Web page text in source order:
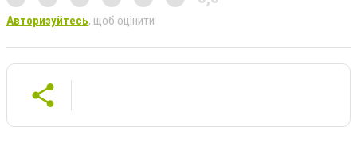
Авторизуйтесь, щоб оцінити